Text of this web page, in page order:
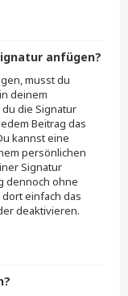
anfügen?
musst du
deinem
die Signatur
Beitrag das
kannst eine
persönlichen
Signatur
dennoch ohne
einfach das
deaktivieren.